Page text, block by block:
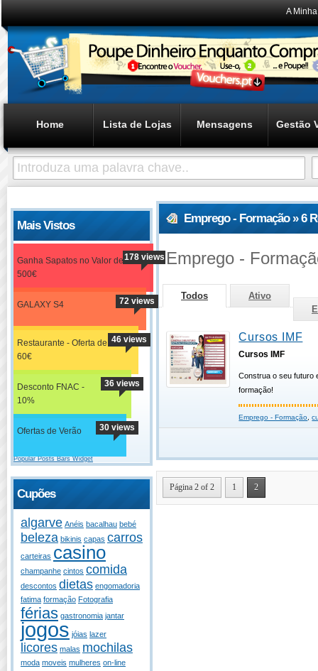
A
Home Lista de Lojas Mensagens Gestão
Mais Vistos
Ganha Sapatos no Valor de
500€
178 views
GALAXY S4 72 views
Restaurante - Oferta de
60€
46 views
Desconto FNAC -
10%
36 views
Ofertas de Verão 30 views
Popular Posts Bars Widget
Cupões
algarve Anéis bacalhau bebé
beleza bikinis capas carros
carteiras casino
champanhe cintos comida
descontos dietas engomadoria
fatima formação Fotografia
férias gastronomia jantar
jogos jóias lazer
licores malas mochilas
moda moveis mulheres on-line
Emprego - Formação » 6
Emprego -
Todos
Ativo
Cursos IMF
Cursos IMF
Construa o seu futuro
formação!
Emprego - Formação,
Página 2 of 2 1 2